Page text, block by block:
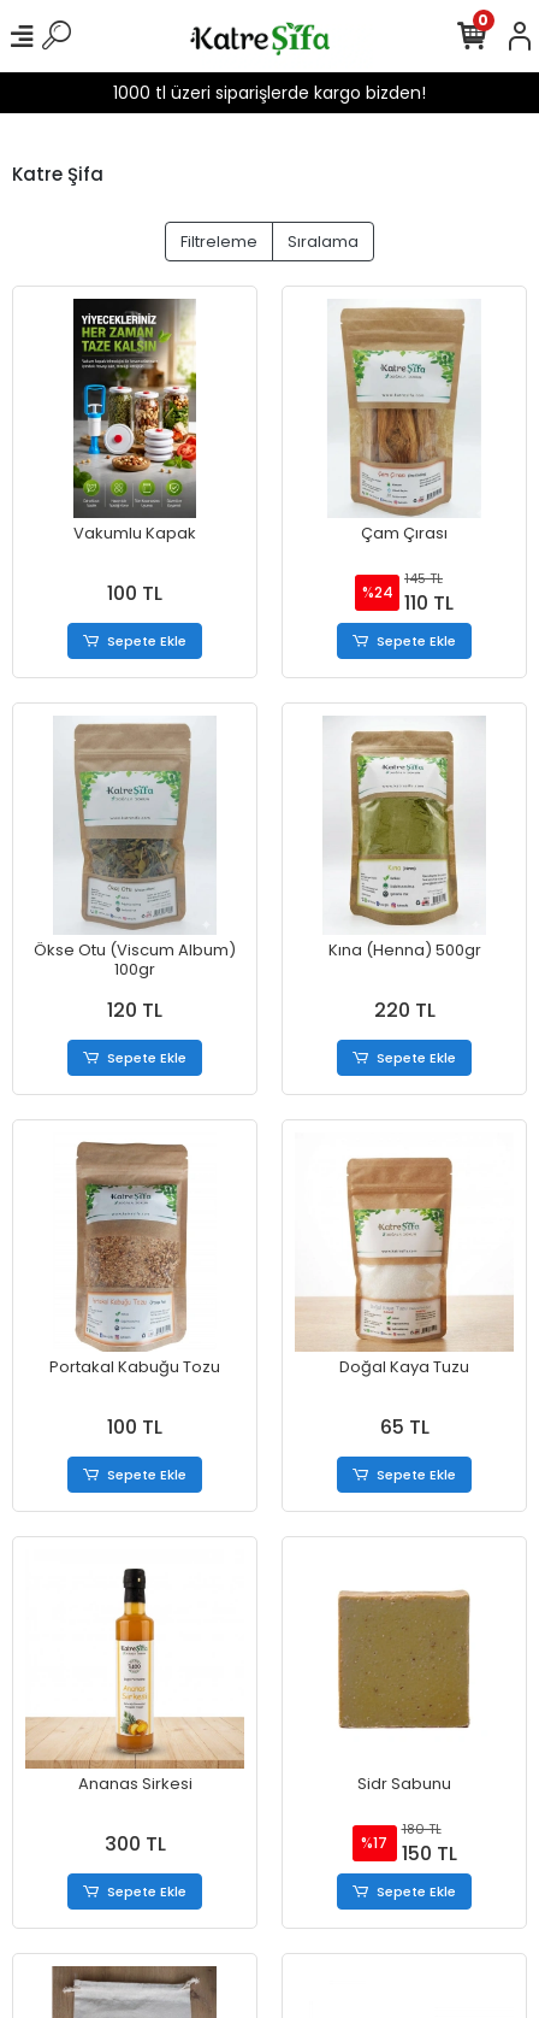
1000 tl üzeri siparişlerde kargo bizden!
0
Katre Şifa
Filtreleme Sıralama
Vakumlu Kapak
100 TL
Sepete Ekle
Çam Çırası
%24
145 TL
110 TL
Sepete Ekle
Ökse Otu (Viscum Album)
100gr
120 TL
Sepete Ekle
Kına (Henna) 500gr
220 TL
Sepete Ekle
Portakal Kabuğu Tozu
100 TL
Sepete Ekle
Doğal Kaya Tuzu
65 TL
Sepete Ekle
Ananas Sirkesi
300 TL
Sepete Ekle
Sidr Sabunu
%17
180 TL
150 TL
Sepete Ekle